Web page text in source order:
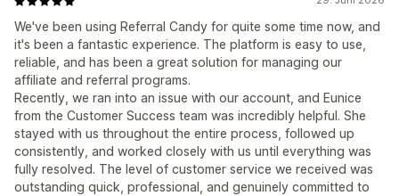
We've been using Referral Candy for quite some time now, and
it's been a fantastic experience. The platform is easy to use,
reliable, and has been a great solution for managing our
affiliate and referral programs.
Recently, we ran into an issue with our account, and Eunice
from the Customer Success team was incredibly helpful. She
stayed with us throughout the entire process, followed up
consistently, and worked closely with us until everything was
fully resolved. The level of customer service we received was
outstanding quick, professional, and genuinely committed to